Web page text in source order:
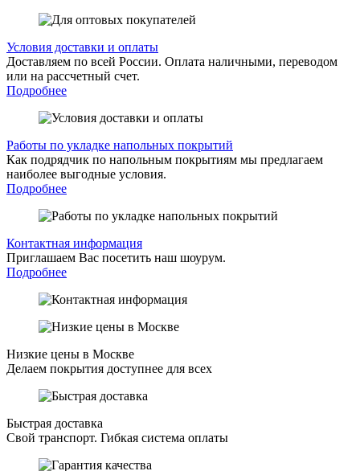
Условия доставки и оплаты
Доставляем по всей России. Оплата наличными, переводом
или на рассчетный счет.
Подробнее
Работы по укладке напольных покрытий
Как подрядчик по напольным покрытиям мы предлагаем
наиболее выгодные условия.
Подробнее
Контактная информация
Приглашаем Вас посетить наш шоурум.
Подробнее
Низкие цены в Москве
Делаем покрытия доступнее для всех
Быстрая доставка
Свой транспорт. Гибкая система оплаты